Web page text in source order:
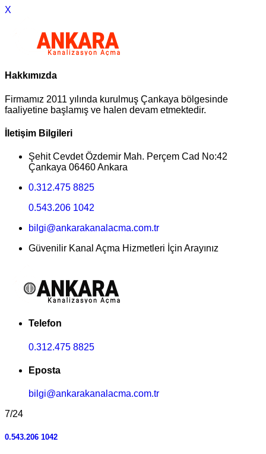
X
Hakkımızda
Firmamız 2011 yılında kurulmuş Çankaya bölgesinde
faaliyetine başlamış ve halen devam etmektedir.
İletişim Bilgileri
Şehit Cevdet Özdemir Mah. Perçem Cad No:42
Çankaya 06460 Ankara
0.312.475 8825
0.543.206 1042
bilgi@ankarakanalacma.com.tr
Güvenilir Kanal Açma Hizmetleri İçin Arayınız
Telefon
0.312.475 8825
Eposta
bilgi@ankarakanalacma.com.tr
7/24
0.543.206 1042